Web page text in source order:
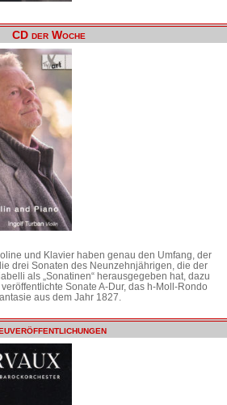
CD der Woche
und Klavier haben genau den Umfang, der
drei Sonaten des Neunzehnjährigen, die der
als „Sonatinen“ herausgegeben hat, dazu
Sonate A-Dur, das h-Moll-Rondo
aus dem Jahr 1827.